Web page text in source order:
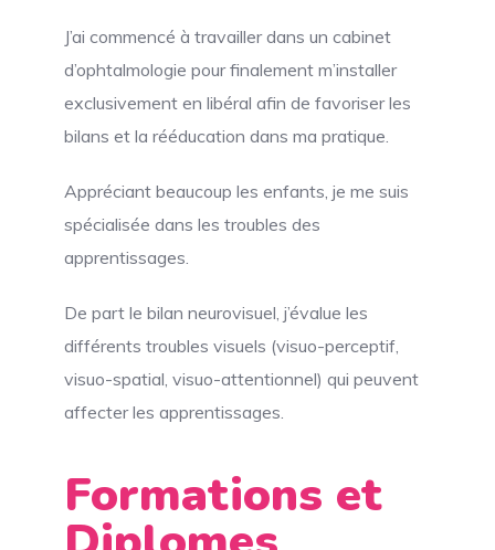
J’ai commencé à travailler dans un cabinet
d’ophtalmologie pour finalement m’installer
exclusivement en libéral afin de favoriser les
bilans et la rééducation dans ma pratique.
Appréciant beaucoup les enfants, je me suis
spécialisée dans les troubles des
apprentissages.
De part le bilan neurovisuel, j’évalue les
différents troubles visuels (visuo-perceptif,
visuo-spatial, visuo-attentionnel) qui peuvent
affecter les apprentissages.
Formations et